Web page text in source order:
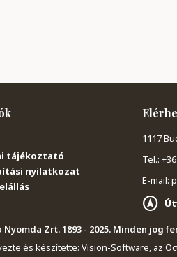
tájékoztató
nyilatkozat
1117
Tel.:
E-mail:
Zrt. 1893 - 2025. Minden jog
és készítette: Vision-Software, az